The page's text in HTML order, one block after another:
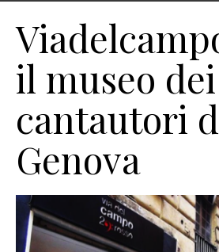
il museo dei
cantautori
Genova